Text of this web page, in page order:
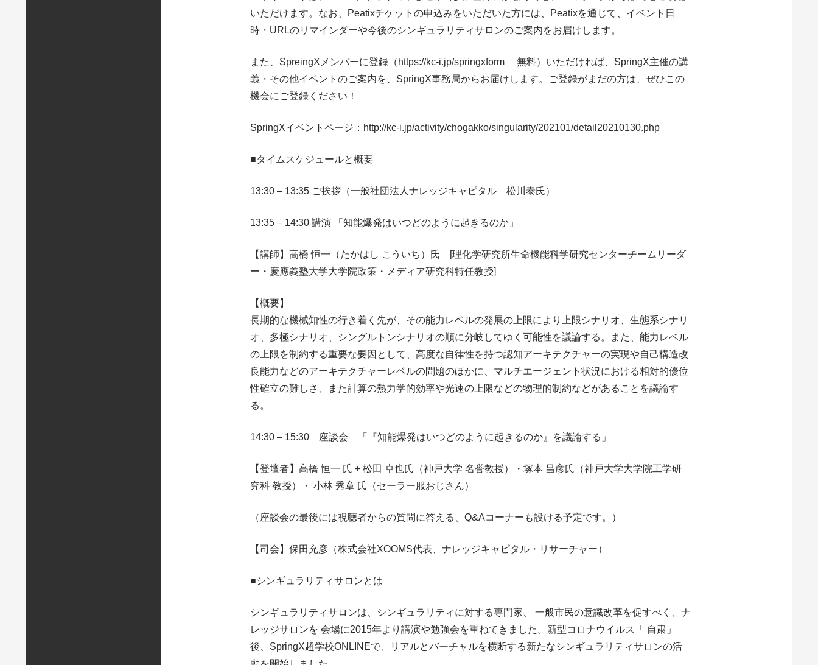
いただけます。なお、Peatixチケットの申込みをいただいた方には、Peatixを通じて、イベント日
時・URLのリマインダーや今後のシンギュラリティサロンのご案内をお届けします。
また、SpreingXメンバーに登録（https://kc-i.jp/springxform 無料）いただければ、SpringX主催の講
義・その他イベントのご案内を、SpringX事務局からお届けします。ご登録がまだの方は、ぜひこの
機会にご登録ください！
SpringXイベントページ：http://kc-i.jp/activity/chogakko/singularity/202101/detail20210130.php
■タイムスケジュールと概要
13:30 – 13:35 ご挨拶（一般社団法人ナレッジキャピタル 松川泰氏）
13:35 – 14:30 講演 「知能爆発はいつどのように起きるのか」
【講師】高橋 恒一（たかはし こういち）氏 [理化学研究所生命機能科学研究センターチームリーダ
ー・慶應義塾大学大学院政策・メディア研究科特任教授]
【概要】
長期的な機械知性の行き着く先が、その能力レベルの発展の上限により上限シナリオ、生態系シナリ
オ、多極シナリオ、シングルトンシナリオの順に分岐してゆく可能性を議論する。また、能力レベル
の上限を制約する重要な要因として、高度な自律性を持つ認知アーキテクチャーの実現や自己構造改
良能力などのアーキテクチャーレベルの問題のほかに、マルチエージェント状況における相対的優位
性確立の難しさ、また計算の熱力学的効率や光速の上限などの物理的制約などがあることを議論す
る。
14:30 – 15:30 座談会 「『知能爆発はいつどのように起きるのか』を議論する」
【登壇者】高橋 恒一 氏 + 松田 卓也氏（神戸大学 名誉教授）・塚本 昌彦氏（神戸大学大学院工学研
究科 教授）・ 小林 秀章 氏（セーラー服おじさん）
（座談会の最後には視聴者からの質問に答える、Q&Aコーナーも設ける予定です。）
【司会】保田充彦（株式会社XOOMS代表、ナレッジキャピタル・リサーチャー）
■シンギュラリティサロンとは
シンギュラリティサロンは、シンギュラリティに対する専門家、 一般市民の意識改革を促すべく、ナ
レッジサロンを 会場に2015年より講演や勉強会を重ねてきました。新型コロナウイルス「 自粛」
後、SpringX超学校ONLINEで、リアルとバーチャルを横断する新たなシンギュラリティサロンの活